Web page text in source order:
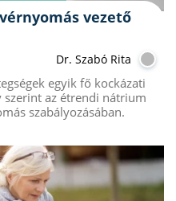
vezető
Dr. Szabó Rita
egyik fő kockázati
szerint az étrendi nátrium
szabályozásában.